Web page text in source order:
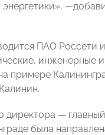
энергетики»,
ПАО Россети
примере
директора —
была